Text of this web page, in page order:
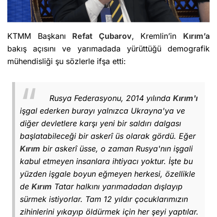
KTMM Başkanı Refat Çubarov, Kremlin’in Kırım’a
bakış açısını ve yarımadada yürüttüğü demografik
mühendisliği şu sözlerle ifşa etti:
Rusya Federasyonu, 2014 yılında Kırım'ı
işgal ederken burayı yalnızca Ukrayna'ya ve
diğer devletlere karşı yeni bir saldırı dalgası
başlatabileceği bir askerî üs olarak gördü. Eğer
Kırım bir askerî üsse, o zaman Rusya'nın işgali
kabul etmeyen insanlara ihtiyacı yoktur. İşte bu
yüzden işgale boyun eğmeyen herkesi, özellikle
de Kırım Tatar halkını yarımadadan dışlayıp
sürmek istiyorlar. Tam 12 yıldır çocuklarımızın
zihinlerini yıkayıp öldürmek için her şeyi yaptılar.